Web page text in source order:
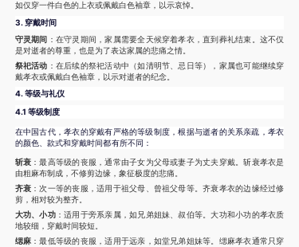
如仅穿一件白色的上衣或佩戴白色袖章，以示哀悼。
3. 穿戴时间
守灵期间 ：在守灵期间，家属需要全天候穿着孝衣，直到葬礼结束。这不仅
是对逝者的尊重，也是为了表达家属的悲痛之情。
祭祀活动 ：在后续的祭祀活动中（如清明节、忌日等），家属也可能继续穿
戴孝衣或佩戴白色袖章，以示对逝者的纪念。
4.等级与礼仪
4.1 等级制度
在中国古代，孝衣的穿戴有严格的等级制度，根据与逝者的关系亲疏，孝衣
的颜色、款式和穿戴时间都有所不同：
斩衰 ：最高等级的丧服，通常由子女为父母或妻子为丈夫穿戴。斩衰孝衣是
由粗麻布制成，不修剪边缘，象征极度的悲痛。
齐衰 ：次一等的丧服，适用于祖父母、曾祖父母等。齐衰孝衣的边缘经过修
剪，相对较为整齐。
大功、小功：适用于旁系亲属，如兄弟姐妹、叔伯等。大功和小功的孝衣质
地较细，穿戴时间较短。
缌麻 ：最低等级的丧服，适用于远亲，如堂兄弟姐妹等。缌麻孝衣通常只穿